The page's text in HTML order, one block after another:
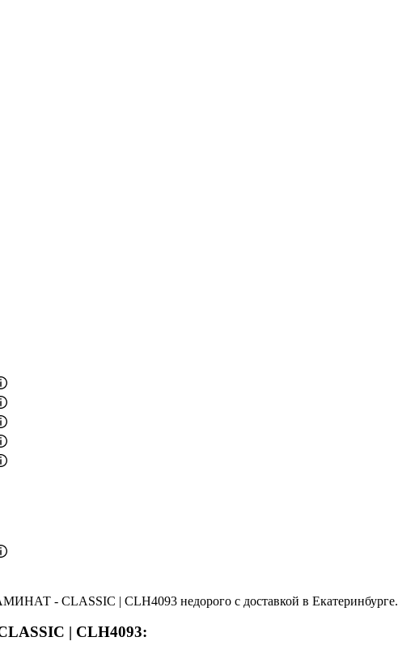
- CLASSIC | CLH4093 недорого с доставкой в Екатеринбурге.
| CLH4093: